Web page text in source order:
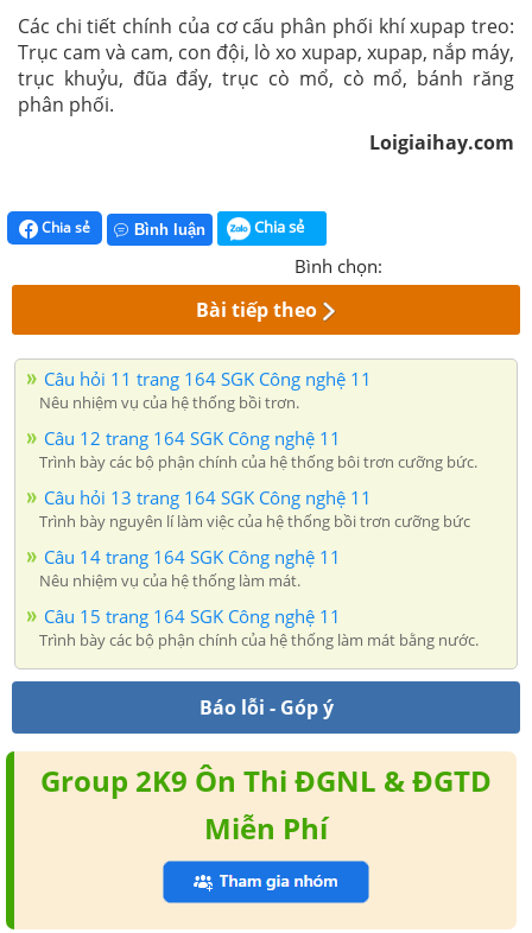
Các chi tiết chính của cơ cấu phân phối khí xupap treo:
Trục cam và cam, con đội, lò xo xupap, xupap, nắp máy,
trục khuỷu, đũa đẩy, trục cò mổ, cò mổ, bánh răng
phân phối.
Loigiaihay.com
Chia sẻ Bình luận Chia sẻ
Bình chọn:
Bài tiếp theo
Câu hỏi 11 trang 164 SGK Công nghệ 11
Nêu nhiệm vụ của hệ thống bồi trơn.
Câu 12 trang 164 SGK Công nghệ 11
Trình bày các bộ phận chính của hệ thống bôi trơn cưỡng bức.
Câu hỏi 13 trang 164 SGK Công nghệ 11
Trình bày nguyên lí làm việc của hệ thống bồi trơn cưỡng bức
Câu 14 trang 164 SGK Công nghệ 11
Nêu nhiệm vụ của hệ thống làm mát.
Câu 15 trang 164 SGK Công nghệ 11
Trình bày các bộ phận chính của hệ thống làm mát bằng nước.
Báo lỗi - Góp ý
Group 2K9 Ôn Thi ĐGNL & ĐGTD
Miễn Phí